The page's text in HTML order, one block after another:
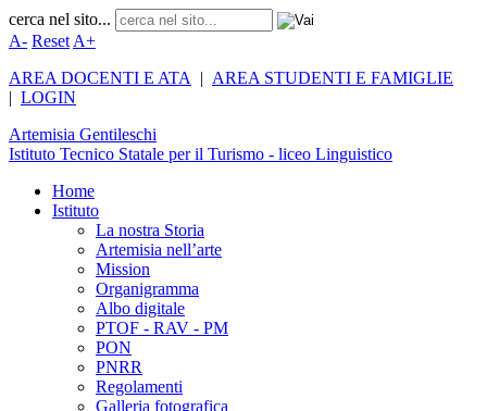
cerca nel sito...
A- Reset A+
AREA DOCENTI E ATA
| AREA STUDENTI E FAMIGLIE
| LOGIN
Artemisia Gentileschi
Istituto Tecnico Statale per il Turismo - liceo Linguistico
Home
Istituto
La nostra Storia
Artemisia nell’arte
Mission
Organigramma
Albo digitale
PTOF - RAV - PM
PON
PNRR
Regolamenti
Galleria fotografica